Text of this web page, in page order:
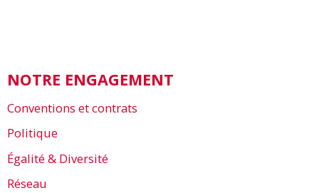
NOTRE ENGAGEMENT
Conventions et contrats
Politique
Égalité & Diversité
Réseau